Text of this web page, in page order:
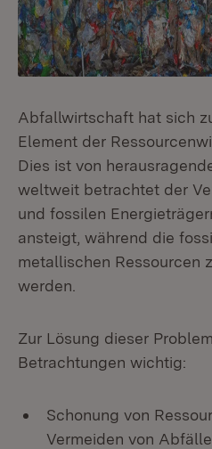
Abfallwirtschaft hat sich
Element der
Dies ist von
weltweit betrachtet der
und fossilen
ansteigt, während die
metallischen Ressourcen
werden.
Zur Lösung dieser
Betrachtungen wichtig:
Schonung von
Vermeiden von